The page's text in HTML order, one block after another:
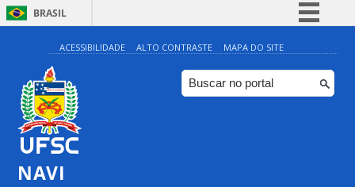
BRASIL
Simplifique!
Comunica BR
Participe
ACESSIBILIDADE ALTO CONTRASTE MAPA DO SITE
NAVI